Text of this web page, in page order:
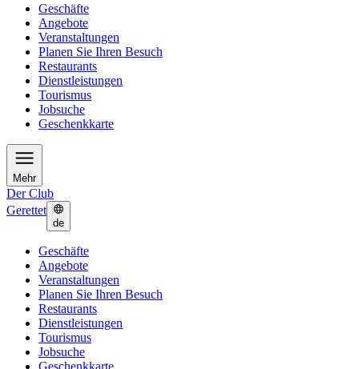
Geschäfte
Angebote
Veranstaltungen
Planen Sie Ihren Besuch
Restaurants
Dienstleistungen
Tourismus
Jobsuche
Geschenkkarte
Mehr
Der Club
Gerettet
de
Geschäfte
Angebote
Veranstaltungen
Planen Sie Ihren Besuch
Restaurants
Dienstleistungen
Tourismus
Jobsuche
Geschenkkarte